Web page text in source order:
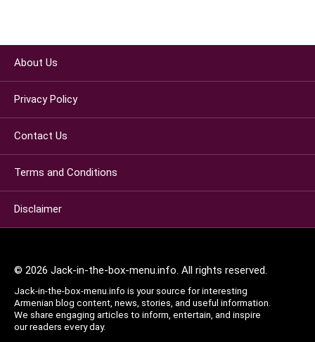
About Us
Privacy Policy
Contact Us
Terms and Conditions
Disclaimer
© 2026 Jack-in-the-box-menu.info. All rights reserved.
Jack-in-the-box-menu.info is your source for interesting
Armenian blog content, news, stories, and useful information.
We share engaging articles to inform, entertain, and inspire
our readers every day.